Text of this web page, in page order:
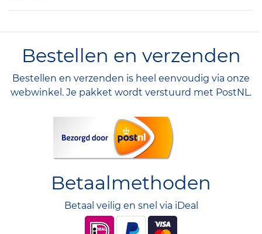
Bestellen en verzenden
Bestellen en verzenden is heel eenvoudig via onze
webwinkel. Je pakket wordt verstuurd met PostNL.
Betaalmethoden
Betaal veilig en snel via iDeal